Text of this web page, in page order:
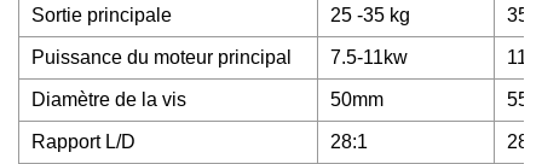
Sortie principale 25 -35 kg 35
Puissance du moteur principal 7.5-11kw 11-
Diamètre de la vis 50mm
Rapport L/D 28:1